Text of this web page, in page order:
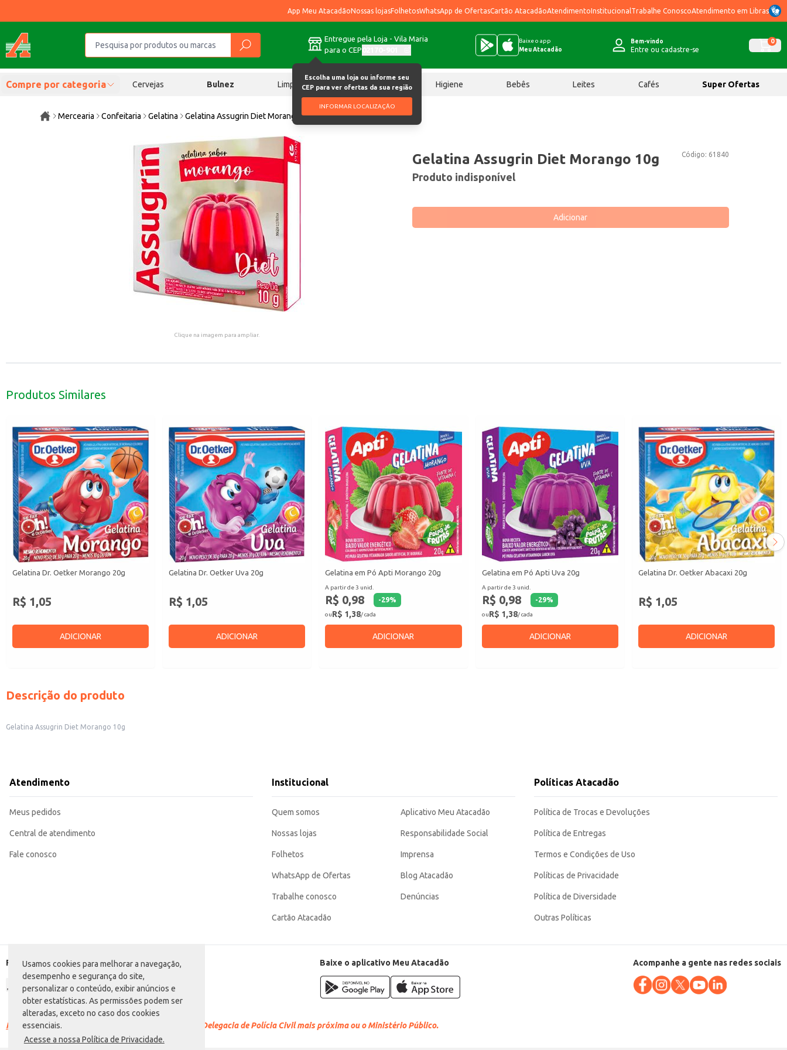
Usamos cookies para melhorar a navegação,
desempenho e segurança do site,
personalizar o conteúdo, exibir anúncios e
obter estatísticas. As permissões podem ser
alteradas, exceto no caso dos cookies
essenciais.
Acesse a nossa Política de Privacidade.
App Meu AtacadãoNossas lojasFolhetosWhatsApp de OfertasCartão AtacadãoAtendimentoInstitucional Trabalhe ConoscoAtendimento em Libras
Entregue pela Loja - Vila Maria
para o CEP
Escolha uma loja ou informe seu
CEP para ver ofertas da sua região
INFORMAR LOCALIZAÇÃO
Baixe o app
Meu Atacadão
Bem-vindo
Entre ou cadastre-se
0
Compre por categoria Cervejas Bulnez Limpeza Chocolates Higiene Bebês Leites Cafés Super Ofertas
Mercearia Confeitaria Gelatina Gelatina Assugrin Diet Morango 10g
Clique na imagem para ampliar.
Código: 61840
Gelatina Assugrin Diet Morango 10g
Produto indisponível
Adicionar
Produtos Similares
Gelatina Dr. Oetker Morango 20g
R$ 1,05
ADICIONAR
Gelatina Dr. Oetker Uva 20g
R$ 1,05
ADICIONAR
Gelatina em Pó Apti Morango 20g
A partir de 3 unid.
R$ 0,98 -29%
ouR$ 1,38/ cada
ADICIONAR
Gelatina em Pó Apti Uva 20g
A partir de 3 unid.
R$ 0,98 -29%
ouR$ 1,38/ cada
ADICIONAR
Gelatina Dr. Oetker Abacaxi 20g
R$ 1,05
ADICIONAR
Descrição do produto
Gelatina Assugrin Diet Morango 10g
Atendimento
Meus pedidos
Central de atendimento
Fale conosco
Institucional
Quem somos
Nossas lojas
Folhetos
WhatsApp de Ofertas
Trabalhe conosco
Cartão Atacadão
Aplicativo Meu Atacadão
Responsabilidade Social
Imprensa
Blog Atacadão
Denúncias
Políticas Atacadão
Política de Trocas e Devoluções
Política de Entregas
Termos e Condições de Uso
Políticas de Privacidade
Política de Diversidade
Outras Políticas
Formas de pagamento Baixe o aplicativo Meu Atacadão Acompanhe a gente nas redes sociais
Racismo é crime. Denuncie. Disque 100 ou procure a Delegacia de Polícia Civil mais próxima ou o Ministério Público.